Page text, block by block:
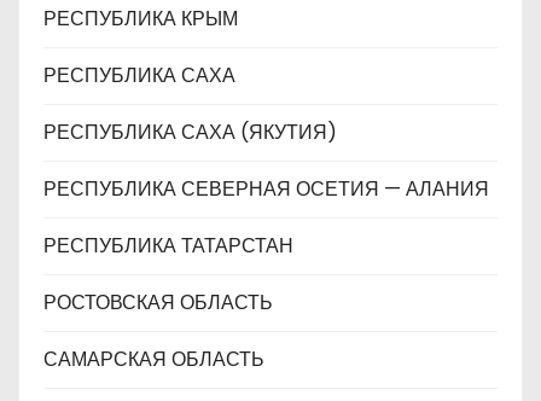
РЕСПУБЛИКА КРЫМ
РЕСПУБЛИКА САХА
РЕСПУБЛИКА САХА (ЯКУТИЯ)
РЕСПУБЛИКА СЕВЕРНАЯ ОСЕТИЯ — АЛАНИЯ
РЕСПУБЛИКА ТАТАРСТАН
РОСТОВСКАЯ ОБЛАСТЬ
САМАРСКАЯ ОБЛАСТЬ